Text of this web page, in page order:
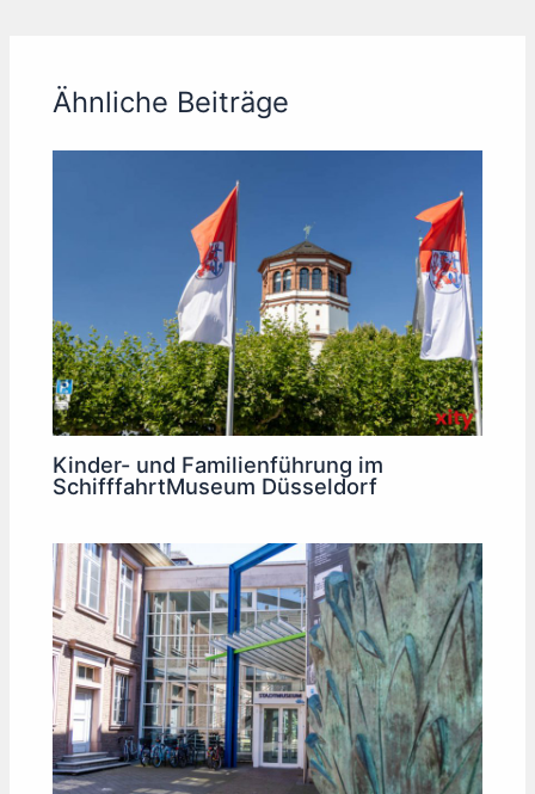
Ähnliche Beiträge
Kinder- und Familienführung im
SchifffahrtMuseum Düsseldorf